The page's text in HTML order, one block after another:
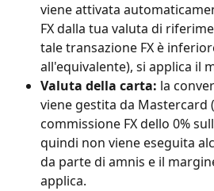
viene attivata
FX dalla tua valuta di
tale transazione FX è
all'equivalente), si applica il
Valuta della carta: la
viene gestita da Mastercard
commissione FX dello 0%
quindi non viene eseguita
da parte di amnis e il
applica.